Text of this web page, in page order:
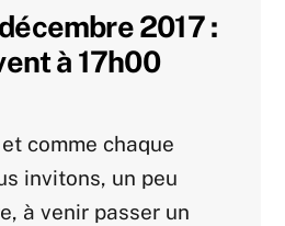
2017 :
à 17h00
comme chaque
invitons, un peu
à venir passer un